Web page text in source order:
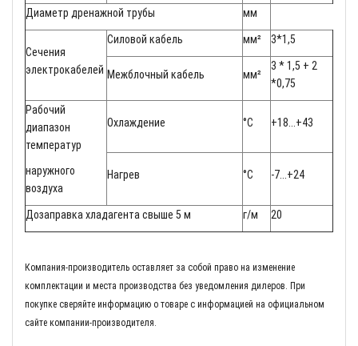
Диаметр дренажной трубы мм
Сечения
электрокабелей
Силовой кабель мм² 3*1,5
Межблочный кабель мм²
3 * 1,5 + 2
*0,75
Рабочий
диапазон
температур
наружного
воздуха
Охлаждение °С +18...+43
Нагрев °С -7...+24
Дозаправка хладагента свыше 5 м г/м 20
Компания-производитель оставляет за собой право на изменение
комплектации и места производства без уведомления дилеров. При
покупке сверяйте информацию о товаре с информацией на официальном
сайте компании-производителя.